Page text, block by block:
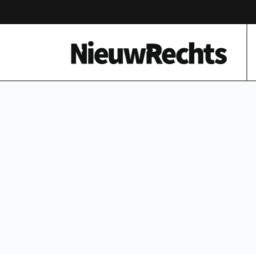
Homepage van NieuwRechts